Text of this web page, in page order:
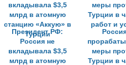
Президент РФ:
Россия не
вкладывала $3,5
млрд в атомную
меры
Турции в